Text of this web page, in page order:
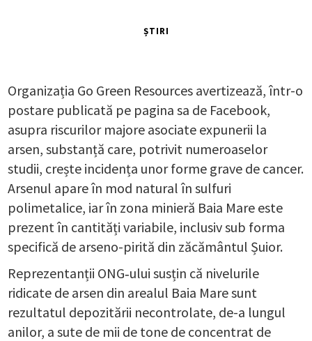
ȘTIRI
Organizația Go Green Resources avertizează, într-o
postare publicată pe pagina sa de Facebook,
asupra riscurilor majore asociate expunerii la
arsen, substanță care, potrivit numeroaselor
studii, crește incidența unor forme grave de cancer.
Arsenul apare în mod natural în sulfuri
polimetalice, iar în zona minieră Baia Mare este
prezent în cantități variabile, inclusiv sub forma
specifică de arseno-pirită din zăcământul Șuior.
Reprezentanții ONG‑ului susțin că nivelurile
ridicate de arsen din arealul Baia Mare sunt
rezultatul depozitării necontrolate, de-a lungul
anilor, a sute de mii de tone de concentrat de